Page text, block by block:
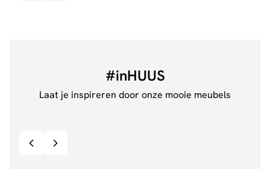
#inHUUS
Laat je inspireren door onze mooie meubels